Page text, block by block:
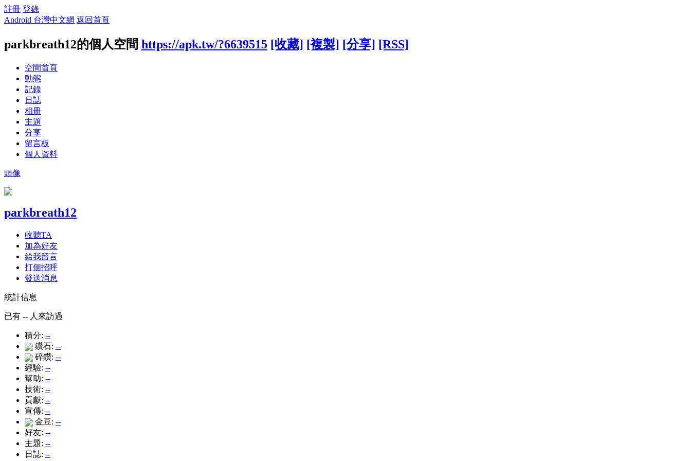
註冊 登錄
Android 台灣中文網 返回首頁
parkbreath12的個人空間 https://apk.tw/?6639515 [收藏] [複製] [分享] [RSS]
空間首頁
動態
記錄
日誌
相冊
主題
分享
留言板
個人資料
頭像
parkbreath12
收聽TA
加為好友
給我留言
打個招呼
發送消息
統計信息
已有 -- 人來訪過
積分: --
鑽石: --
碎鑽: --
經驗: --
幫助: --
技術: --
貢獻: --
宣傳: --
金豆: --
好友: --
主題: --
日誌: --